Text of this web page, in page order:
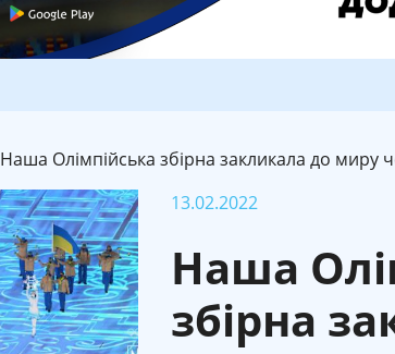
Наша Олімпійська збірна закликала до миру
13.02.2022
Наша
збірна